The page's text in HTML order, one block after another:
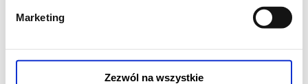
Marketing
Zezwól na wszystkie